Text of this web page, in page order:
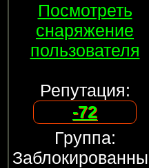
Посмотреть
снаряжение
пользователя
Репутация:
-72
Группа: